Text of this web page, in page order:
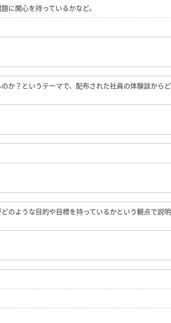
に関心を持っているかなど。
か？というテーマで、配布された社員の体験談から
のような目的や目標を持っているかという観点で説